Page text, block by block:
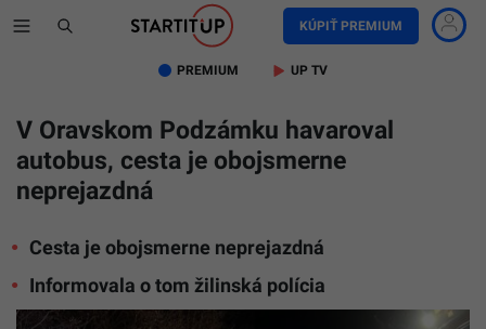
KÚPIŤ PREMIUM
PREMIUM UP TV
V Oravskom Podzámku havaroval
autobus, cesta je obojsmerne
neprejazdná
Cesta je obojsmerne neprejazdná
Informovala o tom žilinská polícia